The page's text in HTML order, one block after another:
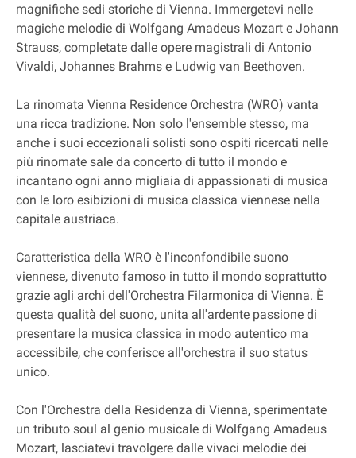
magnifiche sedi storiche di Vienna. Immergetevi nelle
magiche melodie di Wolfgang Amadeus Mozart e Johann
Strauss, completate dalle opere magistrali di Antonio
Vivaldi, Johannes Brahms e Ludwig van Beethoven.
La rinomata Vienna Residence Orchestra (WRO) vanta
una ricca tradizione. Non solo l'ensemble stesso, ma
anche i suoi eccezionali solisti sono ospiti ricercati nelle
più rinomate sale da concerto di tutto il mondo e
incantano ogni anno migliaia di appassionati di musica
con le loro esibizioni di musica classica viennese nella
capitale austriaca.
Caratteristica della WRO è l'inconfondibile suono
viennese, divenuto famoso in tutto il mondo soprattutto
grazie agli archi dell'Orchestra Filarmonica di Vienna. È
questa qualità del suono, unita all'ardente passione di
presentare la musica classica in modo autentico ma
accessibile, che conferisce all'orchestra il suo status
unico.
Con l'Orchestra della Residenza di Vienna, sperimentate
un tributo soul al genio musicale di Wolfgang Amadeus
Mozart, lasciatevi travolgere dalle vivaci melodie dei